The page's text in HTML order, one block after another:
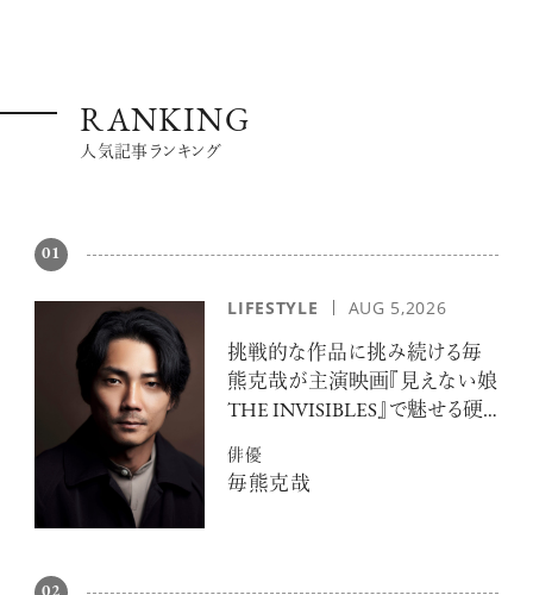
RANKING
人気記事ランキング
01
LIFESTYLE AUG 5,2026
挑戦的な作品に挑み続ける毎
熊克哉が主演映画『見えない娘
THE INVISIBLES』で魅せる硬
俳優
毎熊克哉